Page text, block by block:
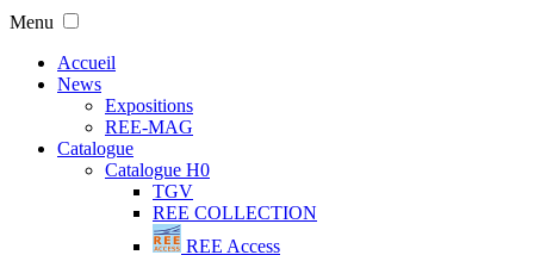
Menu
Accueil
News
Expositions
REE-MAG
Catalogue
Catalogue H0
TGV
REE COLLECTION
REE Access